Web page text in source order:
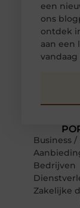
Business /
Bedrijven
Zakelijke
een
ons
ontdek
aan een